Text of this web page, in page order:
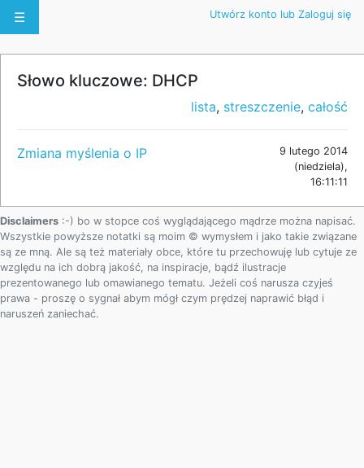
☰ Utwórz konto lub Zaloguj się
Słowo kluczowe: DHCP
lista, streszczenie, całość
Zmiana myślenia o IP
9 lutego 2014
(niedziela),
16:11:11
Disclaimers :-) bo w stopce coś wyglądającego mądrze można napisać.
Wszystkie powyższe notatki są moim © wymysłem i jako takie związane
są ze mną. Ale są też materiały obce, które tu przechowuję lub cytuje ze
względu na ich dobrą jakość, na inspiracje, bądź ilustracje
prezentowanego lub omawianego tematu. Jeżeli coś narusza czyjeś
prawa - proszę o sygnał abym mógł czym prędzej naprawić błąd i
naruszeń zaniechać.